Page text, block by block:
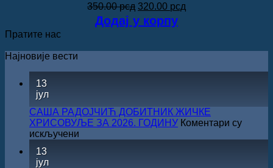
350.00рсд Оригинална
цена
је
350.00 рсд.
320.00 рсд
Додај у корпу
Пратите нас
Најновије вести
13
јул
САША РАДОЈЧИЋ ДОБИТНИК ЖИЧКЕ
ХРИСОВУЉЕ ЗА 2026. ГОДИНУ Коментари су
искључени
13
јул